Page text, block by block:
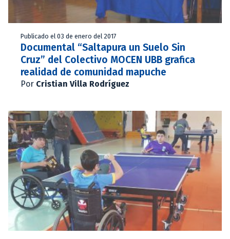
Publicado el 03 de enero del 2017
Documental “Saltapura un Suelo Sin
Cruz” del Colectivo MOCEN UBB grafica
realidad de comunidad mapuche
Por Cristian Villa Rodríguez